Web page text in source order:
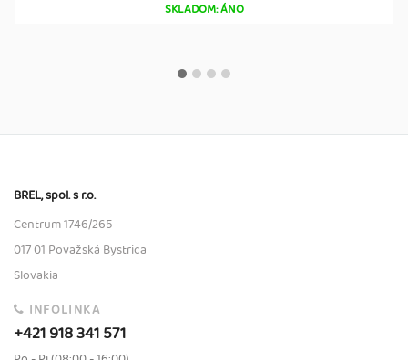
SKLADOM: ÁNO
BREL, spol. s r.o.
Centrum 1746/265
017 01 Považská Bystrica
Slovakia
INFOLINKA
+421 918 341 571